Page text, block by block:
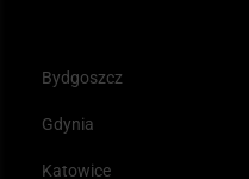
Bydgoszcz
Gdynia
Katowice